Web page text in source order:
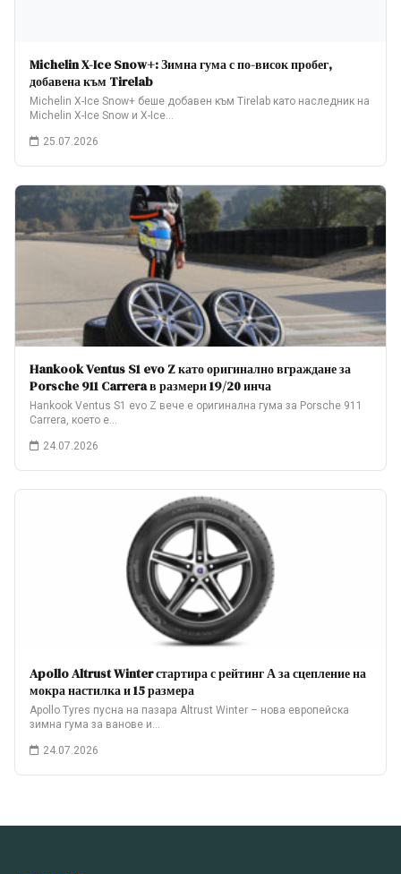
Michelin X-Ice Snow+: Зимна гума с по-висок пробег,
добавена към Tirelab
Michelin X-Ice Snow+ беше добавен към Tirelab като наследник на
Michelin X-Ice Snow и X-Ice…
25.07.2026
Hankook Ventus S1 evo Z като оригинално вграждане за
Porsche 911 Carrera в размери 19/20 инча
Hankook Ventus S1 evo Z вече е оригинална гума за Porsche 911
Carrera, което е…
24.07.2026
Apollo Altrust Winter стартира с рейтинг А за сцепление на
мокра настилка и 15 размера
Apollo Tyres пусна на пазара Altrust Winter – нова европейска
зимна гума за ванове и…
24.07.2026